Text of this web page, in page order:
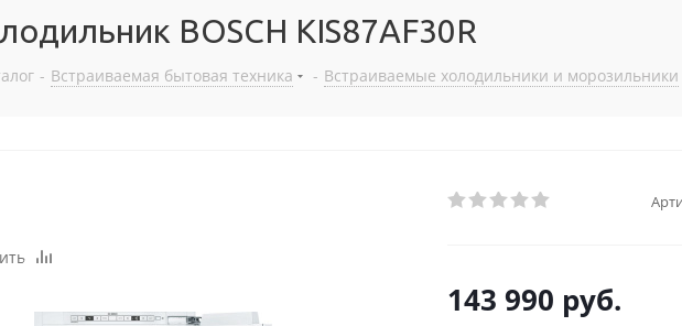
BOSCH KIS87AF30R
- Встраиваемая бытовая техника - Встраиваемые холодильники и морозильники
143 990 руб.